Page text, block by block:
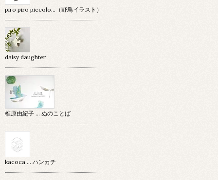
piro piro piccolo…（野鳥イラスト）
daisy daughter
椎原由紀子 ... ぬのことば
kacoca ... ハンカチ